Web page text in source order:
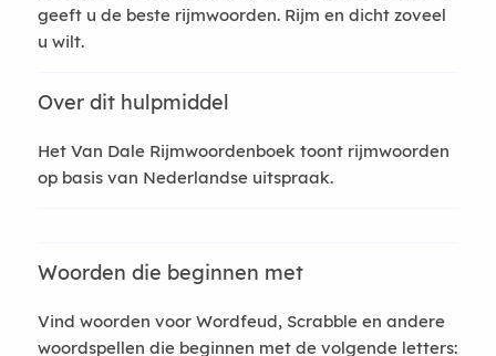
geeft u de beste rijmwoorden. Rijm en dicht zoveel
u wilt.
Over dit hulpmiddel
Het Van Dale Rijmwoordenboek toont rijmwoorden
op basis van Nederlandse uitspraak.
Woorden die beginnen met
Vind woorden voor Wordfeud, Scrabble en andere
woordspellen die beginnen met de volgende letters: